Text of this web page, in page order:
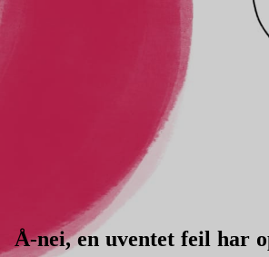
Å-nei, en uventet feil har